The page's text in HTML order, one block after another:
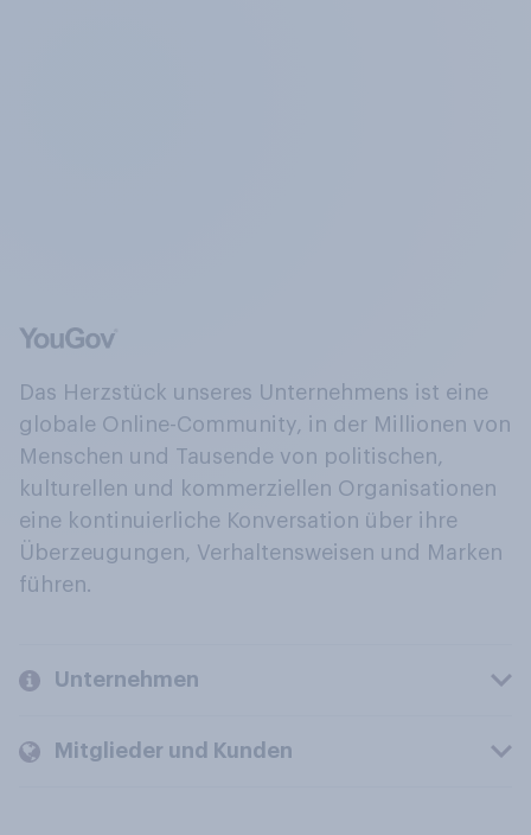
Das Herzstück unseres Unternehmens ist eine
globale Online-Community, in der Millionen von
Menschen und Tausende von politischen,
kulturellen und kommerziellen Organisationen
eine kontinuierliche Konversation über ihre
Überzeugungen, Verhaltensweisen und Marken
führen.
Unternehmen
Mitglieder und Kunden